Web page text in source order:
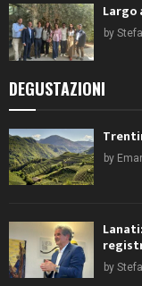
Largo
by
DEGUSTAZIONI
by
by